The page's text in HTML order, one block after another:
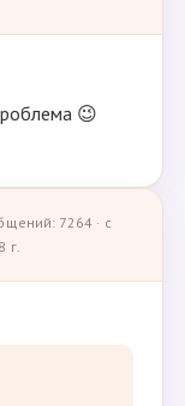
😉
7264 · с
г.